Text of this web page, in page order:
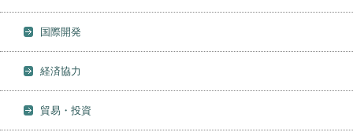
国際開発
経済協力
貿易・投資